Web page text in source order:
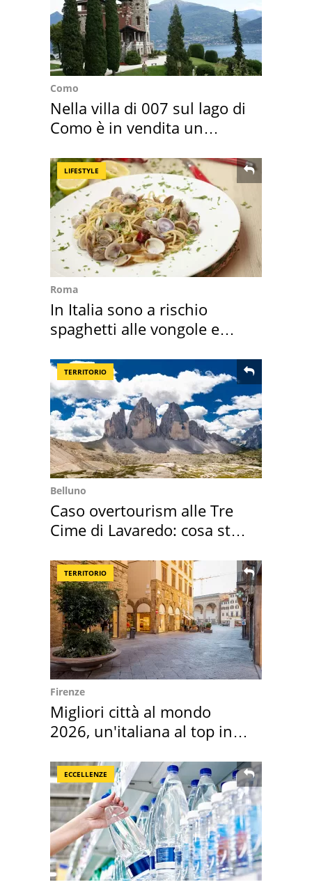
Como
Nella villa di 007 sul lago di
Como è in vendita un
LIFESTYLE
Roma
In Italia sono a rischio
spaghetti alle vongole e
TERRITORIO
Belluno
Caso overtourism alle Tre
Cime di Lavaredo: cosa sta
TERRITORIO
Firenze
Migliori città al mondo
2026, un'italiana al top in
ECCELLENZE